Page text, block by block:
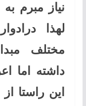
نیاز مبرم
لهذا
مختلف
داشته اما
این راستا